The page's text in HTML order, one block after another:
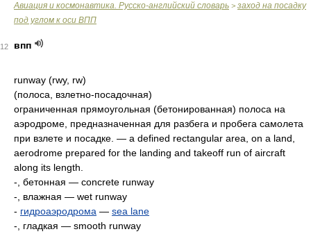
Авиация и космонавтика. Русско-английский словарь > заход на посадку
под углом к оси ВПП
12 впп
runway (rwy, rw)
(полоса, взлетно-посадочная)
ограниченная прямоугольная (бетонированная) полоса на
аэродроме, предназначенная для разбега и пробега самолета
при взлете и посадке. — a defined rectangular area, on a land,
aerodrome prepared for the landing and takeoff run of aircraft
along its length.
-, бетонная — concrete runway
-, влажная — wet runway
- гидроаэродрома — sea lane
-, гладкая — smooth runway